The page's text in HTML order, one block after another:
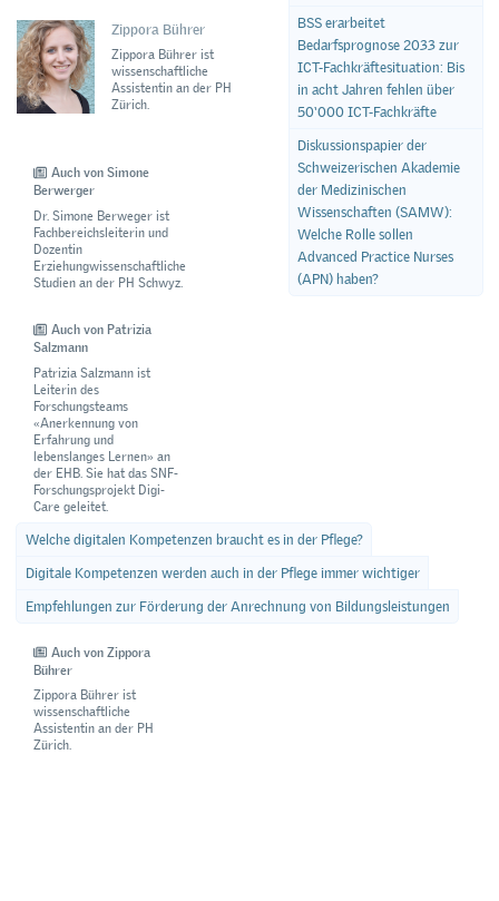
Zippora Bührer
Zippora Bührer ist
wissenschaftliche
Assistentin an der PH
Zürich.
Auch von Simone
Berwerger
Dr. Simone Berweger ist
Fachbereichsleiterin und
Dozentin
Erziehungwissenschaftliche
Studien an der PH Schwyz.
Auch von Patrizia
Salzmann
Patrizia Salzmann ist
Leiterin des
Forschungsteams
«Anerkennung von
Erfahrung und
lebenslanges Lernen» an
der EHB. Sie hat das SNF-
Forschungsprojekt Digi-
Care geleitet.
Welche digitalen Kompetenzen braucht es in der Pflege?
Digitale Kompetenzen werden auch in der Pflege immer wichtiger
Empfehlungen zur Förderung der Anrechnung von Bildungsleistungen
Auch von Zippora
Bührer
Zippora Bührer ist
wissenschaftliche
Assistentin an der PH
Zürich.
BSS erarbeitet
Bedarfsprognose 2033 zur
ICT-Fachkräftesituation: Bis
in acht Jahren fehlen über
50‘000 ICT-Fachkräfte
Diskussionspapier der
Schweizerischen Akademie
der Medizinischen
Wissenschaften (SAMW):
Welche Rolle sollen
Advanced Practice Nurses
(APN) haben?